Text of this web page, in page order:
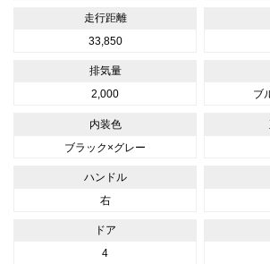
走行距離
33,850
排気量
2,000
ブ
内装色
ブラック×グレー
ハンドル
右
ドア
4